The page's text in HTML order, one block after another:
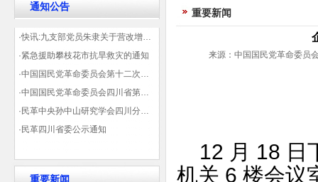
通知公告
·快讯:九支部党员朱隶关于营改增信息宣传力度的建议那篇已被省政协采用
·紧急援助攀枝花市抗旱救灾的通知
·中国国民党革命委员会第十二次全国代表大会代表登记表（下载）
·中国国民党革命委员会四川省第十一次代表大会代表登记表（下载）
·民革中央孙中山研究学会四川分会领导机构及成员名单
·民革四川省委公示通知
重要新闻
重要新闻
来源：中国国民党革命委员
12 月 18 日
机关 6 楼会议